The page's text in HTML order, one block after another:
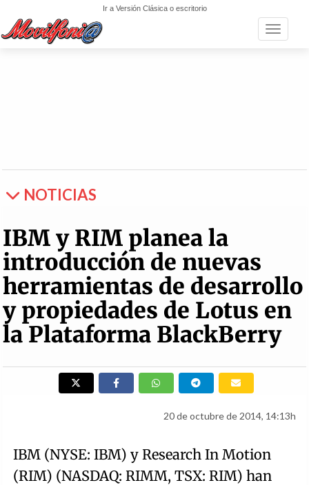
Ir a Versión Clásica o escritorio
Toggle
NOTICIAS
IBM y RIM planea la
introducción de nuevas
herramientas de desarrollo
y propiedades de Lotus en
la Plataforma BlackBerry
20 de octubre de 2014, 14:13h
IBM (NYSE: IBM) y Research In Motion
(RIM) (NASDAQ: RIMM, TSX: RIM) han